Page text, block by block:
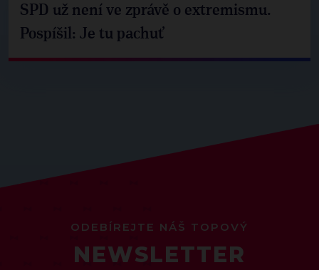
SPD už není ve zprávě o extremismu.
Pospíšil: Je tu pachuť
ODEBÍREJTE NÁŠ TOPOVÝ
NEWSLETTER